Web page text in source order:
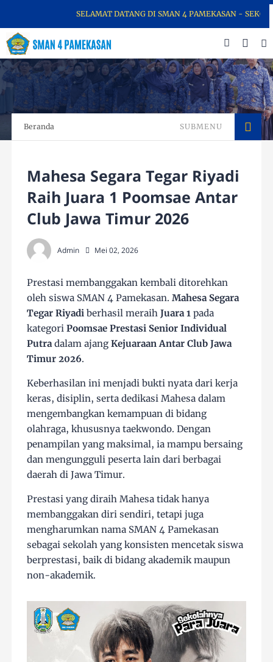
SELAMAT DATANG DI SMAN 4 PAMEKASAN - SEKOLAH
Beranda SUBMENU
Mahesa Segara Tegar Riyadi
Raih Juara 1 Poomsae Antar
Club Jawa Timur 2026
Admin Mei 02, 2026
Prestasi membanggakan kembali ditorehkan
oleh siswa SMAN 4 Pamekasan.Mahesa Segara
Tegar Riyadi berhasil meraihJuara 1 pada
kategoriPoomsae Prestasi Senior Individual
Putradalam ajangKejuaraan Antar Club Jawa
Timur 2026.
Keberhasilan ini menjadi bukti nyata dari kerja
keras, disiplin, serta dedikasi Mahesa dalam
mengembangkan kemampuan di bidang
olahraga, khususnya taekwondo. Dengan
penampilan yang maksimal, ia mampu bersaing
dan mengungguli peserta lain dari berbagai
daerah di Jawa Timur.
Prestasi yang diraih Mahesa tidak hanya
membanggakan diri sendiri, tetapi juga
mengharumkan nama SMAN 4 Pamekasan
sebagai sekolah yang konsisten mencetak siswa
berprestasi, baik di bidang akademik maupun
non-akademik.